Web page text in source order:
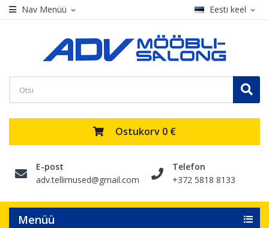
Nav Menüü expand_more Eesti keel expand_more
Ostukorv 0 €
E-post
adv.tellimused@gmail.com
Telefon
+372 5818 8133
Menüü